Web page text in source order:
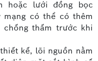
hoặc lưới đồng bọc
mạng có thể có thêm
thấm trước khi
kế, lõi nguồn nằm